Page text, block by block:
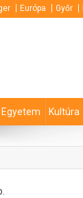
Európa Győr
Egyetem Kultúra